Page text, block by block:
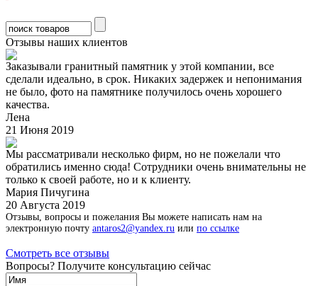
Отзывы наших клиентов
Заказывали гранитный памятник у этой компании, все
сделали идеально, в срок. Никаких задержек и непонимания
не было, фото на памятнике получилось очень хорошего
качества.
Лена
21 Июня 2019
Мы рассматривали несколько фирм, но не пожелали что
обратились именно сюда! Сотрудники очень внимательны не
только к своей работе, но и к клиенту.
Мария Пичугина
20 Августа 2019
Отзывы, вопросы и пожелания Вы можете написать нам на
электронную почту antaros2@yandex.ru или по ссылке
Смотреть все отзывы
Вопросы? Получите консультацию сейчас